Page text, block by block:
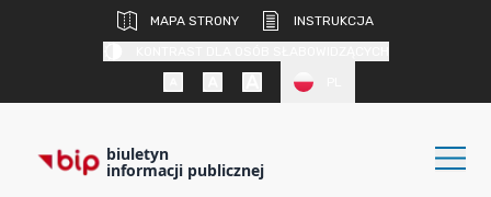
MAPA STRONY
INSTRUKCJA
biuletyn
informacji publicznej